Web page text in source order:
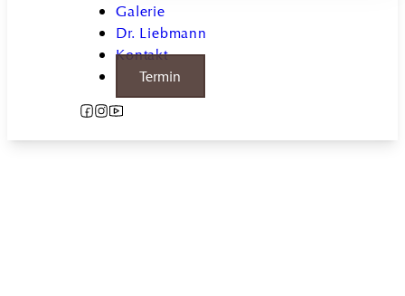
Galerie
Dr. Liebmann
Kontakt
Termin
Follow us on Facebook
Follow us on Instagram
Follow us on YouTube